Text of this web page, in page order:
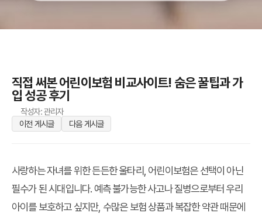
직접 써본 어린이보험 비교사이트! 숨은 꿀팁과 가
입 성공 후기
작성자: 관리자
이전 게시글
다음 게시글
사랑하는 자녀를 위한 든든한 울타리, 어린이보험은 선택이 아닌
필수가 된 시대입니다. 예측 불가능한 사고나 질병으로부터 우리
아이를 보호하고 싶지만, 수많은 보험 상품과 복잡한 약관 때문에